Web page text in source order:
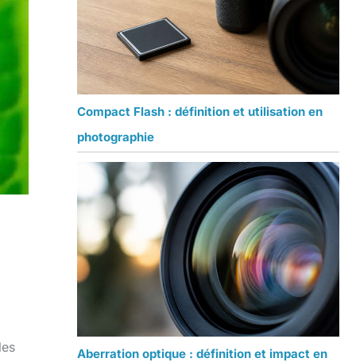
Compact Flash : définition et utilisation en
photographie
Aberration optique : définition et impact en